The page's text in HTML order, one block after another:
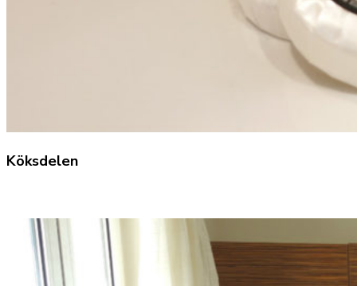
Köksdelen